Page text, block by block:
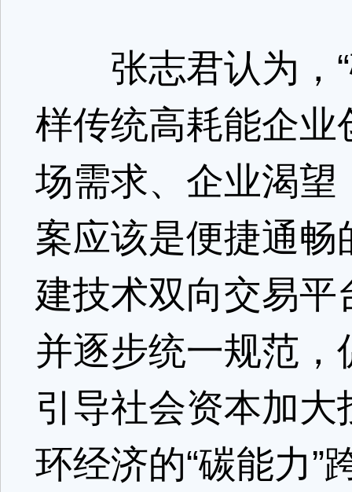
张志君认为，“
样传统高耗能企
场需求、企业渴
案应该是便捷通
建技术双向交易
并逐步统一规范
引导社会资本加
环经济的“碳能力”